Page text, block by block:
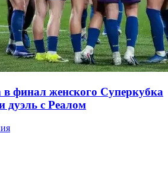
финал женского Суперкубка
дуэль с Реалом